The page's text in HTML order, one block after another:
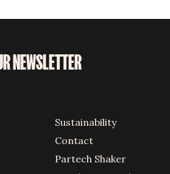
NEWSLETTER
Sustainability
Contact
Partech Shaker